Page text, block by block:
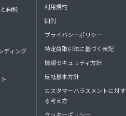
納税
ディング
利用規約
細則
プライバシーポリシー
特定商取引法に基づく表記
情報セキュリティ方針
反社基本方針
カスタマーハラスメントに対す
る考え方
クッキーポリシー